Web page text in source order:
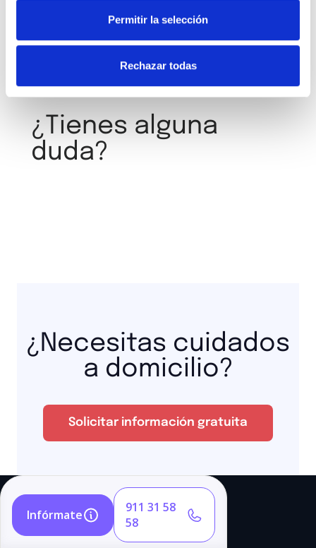
Permitir la selección
Rechazar todas
¿Tienes alguna
duda?
¿Necesitas cuidados
a domicilio?
Solicitar información gratuita
Infórmate
911 31 58
58